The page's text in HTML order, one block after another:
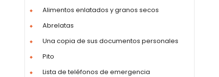
Alimentos enlatados y granos secos
Abrelatas
Una copia de sus documentos personales
Pito
Lista de teléfonos de emergencia